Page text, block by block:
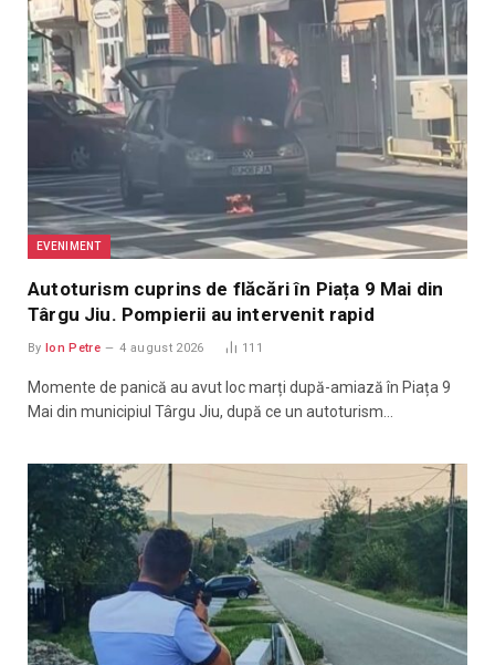
EVENIMENT
Autoturism cuprins de flăcări în Piața 9 Mai din
Târgu Jiu. Pompierii au intervenit rapid
By Ion Petre 4 august 2026 111
Momente de panică au avut loc marți după-amiază în Piața 9
Mai din municipiul Târgu Jiu, după ce un autoturism…